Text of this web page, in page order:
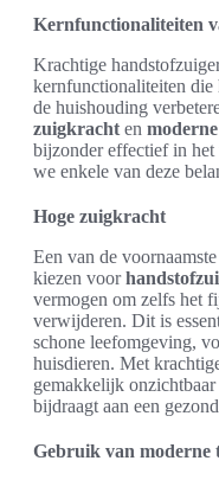
Kernfunctionaliteiten
Krachtige
kernfunctionaliteiten die
de huishouding
zuigkracht en
bijzonder effectief in
we enkele van deze
Hoge zuigkracht
Een van de
kiezen voor
vermogen om zelfs het
verwijderen. Dit is
schone leefomgeving,
huisdieren. Met
gemakkelijk
bijdraagt aan een
Gebruik van moderne